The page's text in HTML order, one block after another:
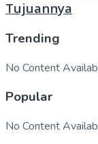
Tujuannya
Trending
No Content
Popular
No Content